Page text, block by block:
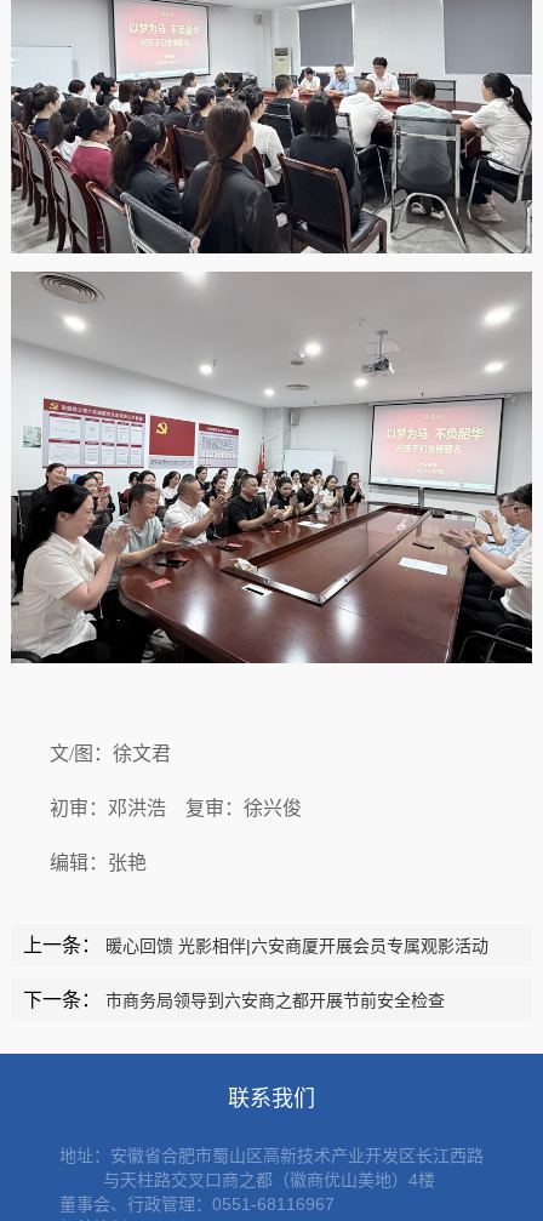
文/图：徐文君
初审：邓洪浩 复审：徐兴俊
编辑：张艳
上一条： 暖心回馈 光影相伴|六安商厦开展会员专属观影活动
下一条： 市商务局领导到六安商之都开展节前安全检查
联系我们
地址： 安徽省合肥市蜀山区高新技术产业开发区长江西路
与天柱路交叉口商之都（徽商优山美地）4楼
董事会、行政管理：0551-68116967